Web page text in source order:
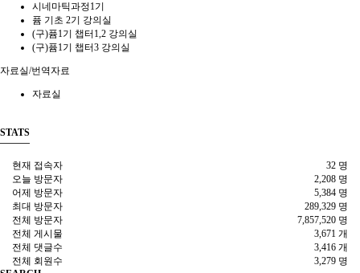
시네마틱과정1기
퓸 기초 2기 강의실
(구)퓸1기 챕터1,2 강의실
(구)퓸1기 챕터3 강의실
자료실/번역자료
자료실
STATS
32 명
현재 접속자
2,208 명
오늘 방문자
5,384 명
어제 방문자
289,329 명
최대 방문자
7,857,520 명
전체 방문자
3,671 개
전체 게시물
3,416 개
전체 댓글수
3,279 명
전체 회원수